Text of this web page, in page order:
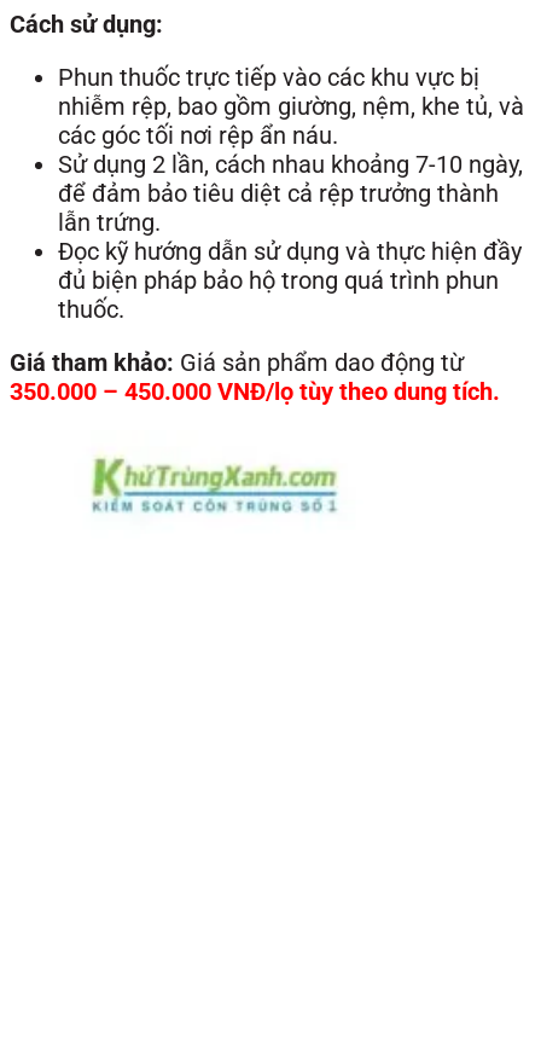
Cách sử dụng:
Phun thuốc trực tiếp vào các khu vực bị
nhiễm rệp, bao gồm giường, nệm, khe tủ, và
các góc tối nơi rệp ẩn náu.
Sử dụng 2 lần, cách nhau khoảng 7-10 ngày,
để đảm bảo tiêu diệt cả rệp trưởng thành
lẫn trứng.
Đọc kỹ hướng dẫn sử dụng và thực hiện đầy
đủ biện pháp bảo hộ trong quá trình phun
thuốc.
Giá tham khảo: Giá sản phẩm dao động từ
350.000 – 450.000 VNĐ/lọ tùy theo dung tích.